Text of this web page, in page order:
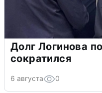
Долг Логинова
сократился
6 августа 0